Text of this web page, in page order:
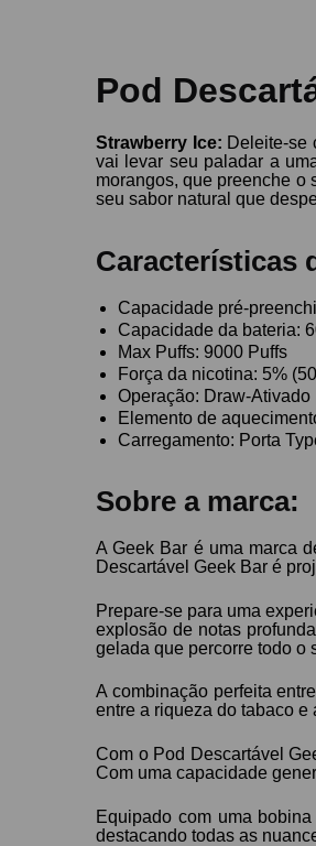
Pod
Strawberry Ice: Deleite-se
vai levar seu paladar a
morangos, que preenche o
seu sabor natural que
Características
Capacidade pré-
Capacidade da bateria:
Max Puffs: 9000 Puffs
Força da nicotina: 5%
Operação: Draw-Ativado
Elemento de
Carregamento: Porta
Sobre a marca:
A Geek Bar é uma marca
Descartável Geek Bar é
Prepare-se para uma
explosão de notas
gelada que percorre todo o
A combinação perfeita
entre a riqueza do tabaco e
Com o Pod Descartável
Com uma capacidade
Equipado com uma
destacando todas as